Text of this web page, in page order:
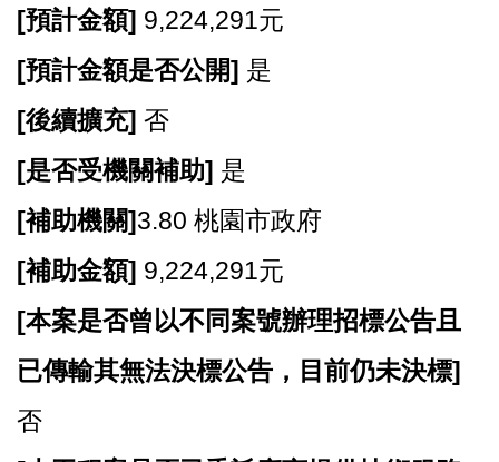
站
安
全
策
[預計金額] 9,224,291元
[預計金額是否公開] 是
[後續擴充] 否
[是否受機關補助] 是
[補助機關]3.80 桃園市政府
[補助金額] 9,224,291元
[本案是否曾以不同案號辦理招標公告且
已傳輸其無法決標公告，目前仍未決標]
否